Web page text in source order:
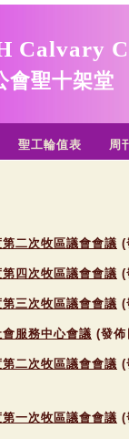
Calvary
會聖十架堂
聖工輪值表 周
二次牧區議會會議 (
四次牧區議會會議 (
三次牧區議會會議 (
服務中心會議 (發
二次牧區議會會議 (
一次牧區議會會議 (